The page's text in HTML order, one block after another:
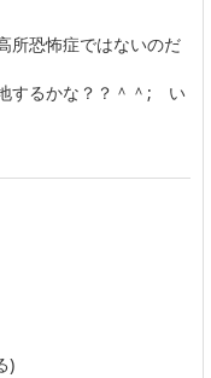
所恐怖症ではないのだ
するかな？？＾＾; い
)